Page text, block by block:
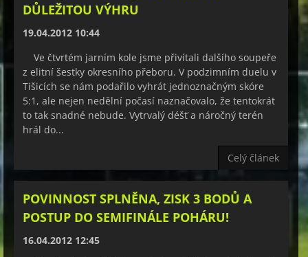
DŮLEŽITOU VÝHRU
19.04.2012 10:44
Ve čtvrtém jarním kole jsme přivítali dalšího soupeře
z elitní šestky okresního přeboru. V podzimním duelu v
Tišicích se nám podařilo vyhrát jednoznačným skóre
5:1, ale nejen nedělní počasí naznačovalo, že tentokrát
to tak snadné nebude. Vytrvalý déšť a náročný terén
hrál do...
Celý článek
POVINNOST SPLNĚNA, ZISK 3 BODŮ A
POSTUP DO SEMIFINÁLE POHÁRU!
16.04.2012 12:45